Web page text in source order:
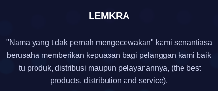
LEMKRA
"Nama yang tidak pernah mengecewakan" kami senantiasa
berusaha memberikan kepuasan bagi pelanggan kami baik
itu produk, distribusi maupun pelayanannya, (the best
products, distribution and service).